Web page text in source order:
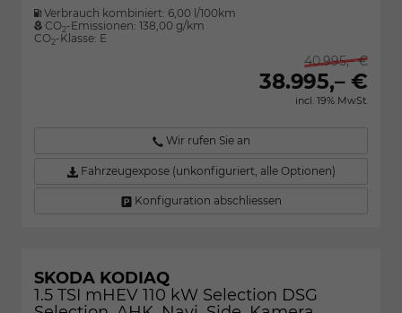
Verbrauch kombiniert: 6,00 l/100km
CO2-Emissionen: 138,00 g/km
CO2-Klasse: E
40.995,– €
38.995,– €
incl. 19% MwSt.
Wir rufen Sie an
Fahrzeugexpose (unkonfiguriert, alle Optionen)
Konfiguration abschliessen
SKODA KODIAQ
1.5 TSI mHEV 110 kW Selection DSG